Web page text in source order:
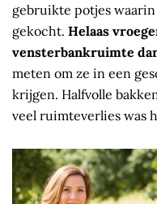
gebruikte potjes
gekocht. Helaas
vensterbankruimte
meten om ze in een
krijgen. Halfvolle
veel ruimteverlies was